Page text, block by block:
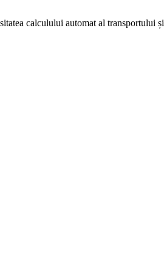
calculului automat al transportului